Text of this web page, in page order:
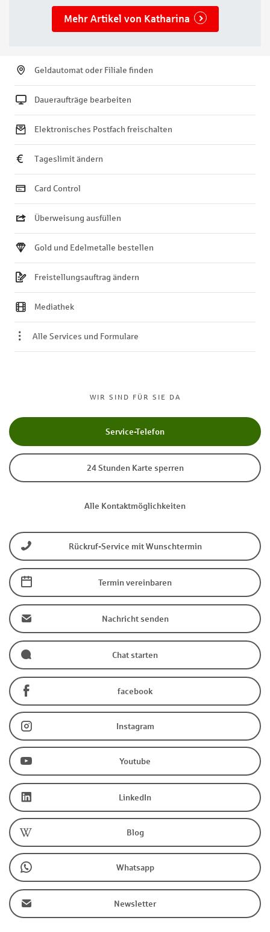
Mehr Artikel von Katharina
WIR SIND FÜR SIE DA
Service-Telefon
24 Stunden Karte sperren
Alle Kontaktmöglichkeiten
Rückruf-Service mit Wunschtermin
Termin vereinbaren
Nachricht senden
Chat starten
facebook
Instagram
Youtube
LinkedIn
Blog
Whatsapp
Newsletter
Geldautomat oder Filiale finden
Daueraufträge bearbeiten
Elektronisches Postfach freischalten
Tageslimit ändern
Card Control
Überweisung ausfüllen
Gold und Edelmetalle bestellen
Freistellungsauftrag ändern
Mediathek
Alle Services und Formulare